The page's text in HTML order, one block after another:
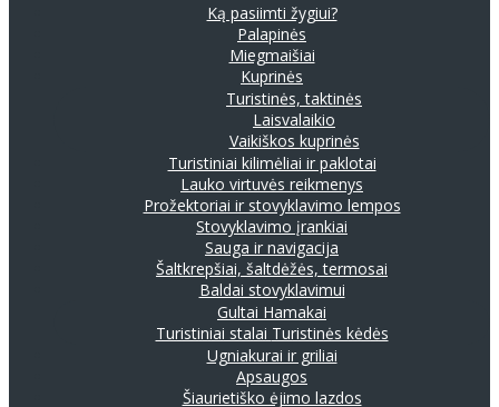
Ką pasiimti žygiui?
Palapinės
Miegmaišiai
Kuprinės
Turistinės, taktinės
Laisvalaikio
Vaikiškos kuprinės
Turistiniai kilimėliai ir paklotai
Lauko virtuvės reikmenys
Prožektoriai ir stovyklavimo lempos
Stovyklavimo įrankiai
Sauga ir navigacija
Šaltkrepšiai, šaltdėžės, termosai
Baldai stovyklavimui
Gultai Hamakai
Turistiniai stalai Turistinės kėdės
Ugniakurai ir griliai
Apsaugos
Šiaurietiško ėjimo lazdos